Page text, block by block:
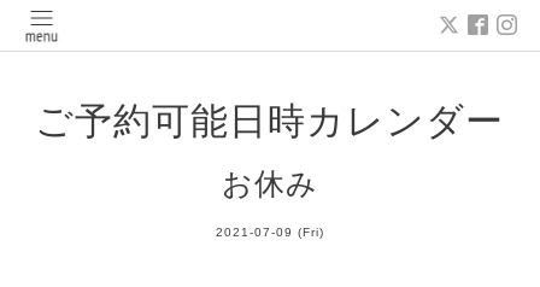
ご予約可能日時カレンダー
お休み
2021-07-09 (Fri)